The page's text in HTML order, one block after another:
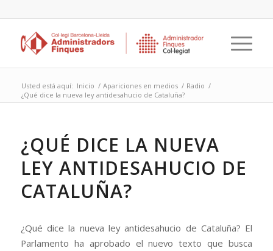
Usted está aquí: Inicio / Apariciones en medios / Radio /
¿Qué dice la nueva ley antidesahucio de Cataluña?
¿QUÉ DICE LA NUEVA
LEY ANTIDESAHUCIO DE
CATALUÑA?
¿Qué dice la nueva ley antidesahucio de Cataluña? El
Parlamento ha aprobado el nuevo texto que busca